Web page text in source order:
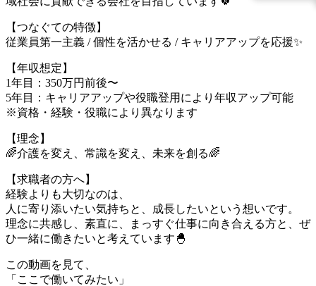
【つなぐての特徴】
従業員第一主義 / 個性を活かせる / キャリアアップを応援✨
【年収想定】
1年目：350万円前後〜
5年目：キャリアアップや役職登用により年収アップ可能
※資格・経験・役職により異なります
【理念】
🌈介護を変え、常識を変え、未来を創る🌈
【求職者の方へ】
経験よりも大切なのは、
人に寄り添いたい気持ちと、成長したいという想いです。
理念に共感し、素直に、まっすぐ仕事に向き合える方と、ぜ
ひ一緒に働きたいと考えています🐣
この動画を見て、
「ここで働いてみたい」